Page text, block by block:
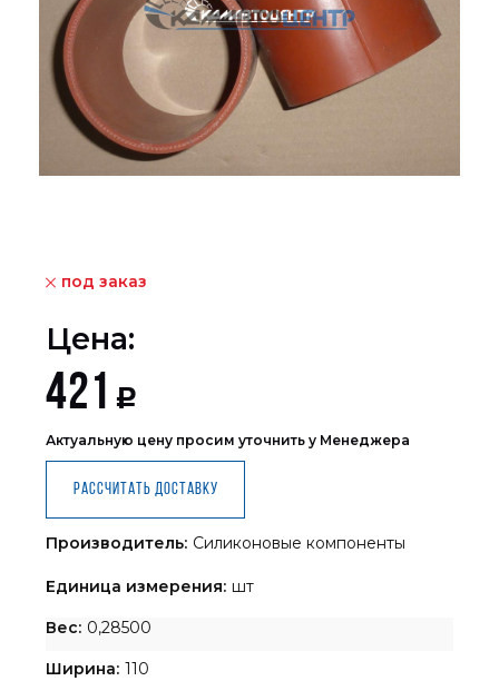
под заказ
Цена:
421 Р
Актуальную цену просим уточнить у Менеджера
Рассчитать доставку
Производитель: Силиконовые компоненты
Единица измерения: шт
Вес: 0,28500
Ширина: 110